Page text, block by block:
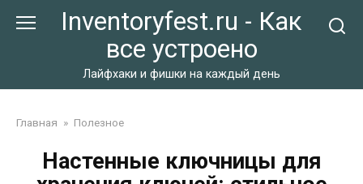
Inventoryfest.ru - Как
все устроено
Лайфхаки и фишки на каждый день
Главная » Полезное
Настенные ключницы для